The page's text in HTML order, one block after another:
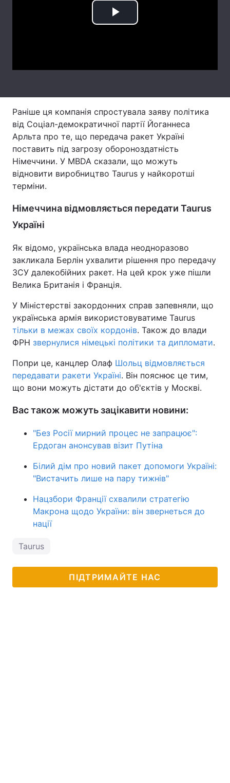
Контакти
Послуги
Тема оформлення
Play
Раніше ця компанія спростувала заяву політика
від Соціал-демократичної партії Йоганнеса
Арльта про те, що передача ракет Україні
поставить під загрозу обороноздатність
Німеччини. У MBDA сказали, що можуть
відновити виробництво Taurus у найкоротші
терміни.
Німеччина відмовляється передати Taurus
Україні
Як відомо, українська влада неодноразово
закликала Берлін ухвалити рішення про передачу
ЗСУ далекобійних ракет. На цей крок уже пішли
Велика Британія і Франція.
У Міністерстві закордонних справ запевняли, що
українська армія використовуватиме Taurus
тільки в межах своїх кордонів. Також до влади
ФРН звернулися німецькі політики та дипломати.
Попри це, канцлер Олаф Шольц відмовляється
передавати ракети Україні. Він пояснює це тим,
що вони можуть дістати до об'єктів у Москві.
Вас також можуть зацікавити новини:
"Без Росії мирний процес не запрацює":
Ердоган анонсував візит Путіна
Білий дім про новий пакет допомоги Україні:
"Вистачить лише на пару тижнів"
Нацзбори Франції схвалили стратегію
Макрона щодо України: він звернеться до
нації
Taurus
ПІДТРИМАЙТЕ НАС